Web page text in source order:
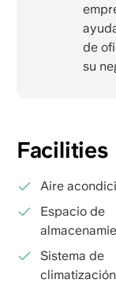
de
su
Facilities
Aire
Espacio de
Sistema de
climatización